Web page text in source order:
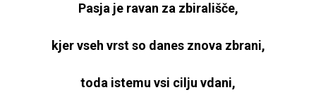
Pasja je ravan za zbirališče,
kjer vseh vrst so danes znova zbrani,
toda istemu vsi cilju vdani,